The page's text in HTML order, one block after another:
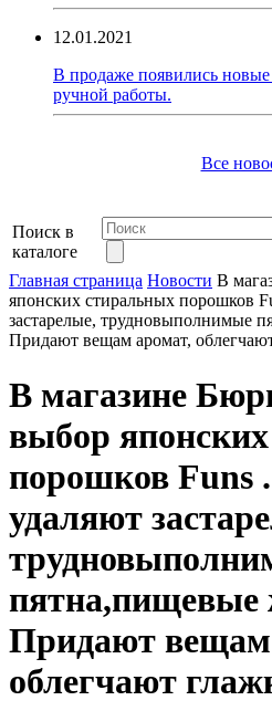
12.01.2021
В продаже появились
ручной работы.
Все
Поиск в
каталоге
Главная страница Новости В
японских стиральных порошков
застарелые, трудновыполнимые
Придают вещам аромат,
В магазине
выбор
порошков Funs
удаляют
Придают вещам
облегчают